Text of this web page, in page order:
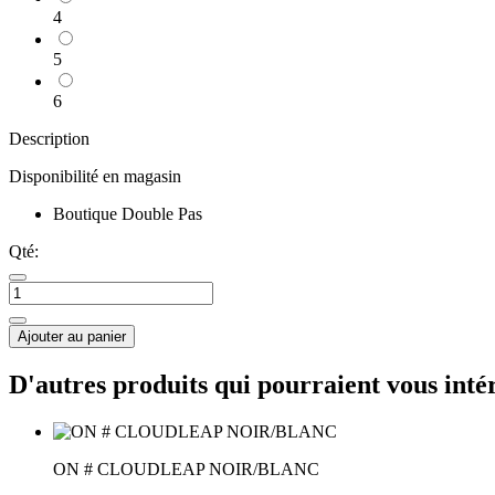
4
5
6
Description
Disponibilité en magasin
Boutique Double Pas
Qté:
Ajouter au panier
D'autres produits qui pourraient vous
ON # CLOUDLEAP NOIR/BLANC